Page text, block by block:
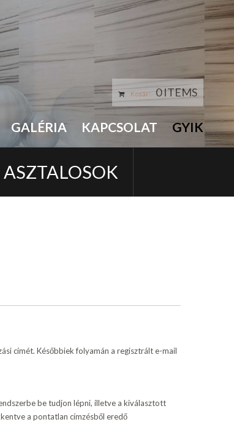
GALÉRIA KAPCSOLAT GYIK
Kosár: 0 ITEMS
ASZTALOSOK
címét. Későbbiek folyamán a regisztrált e-mail
be tudjon lépni, illetve a kiválasztott
a pontatlan címzésből eredő